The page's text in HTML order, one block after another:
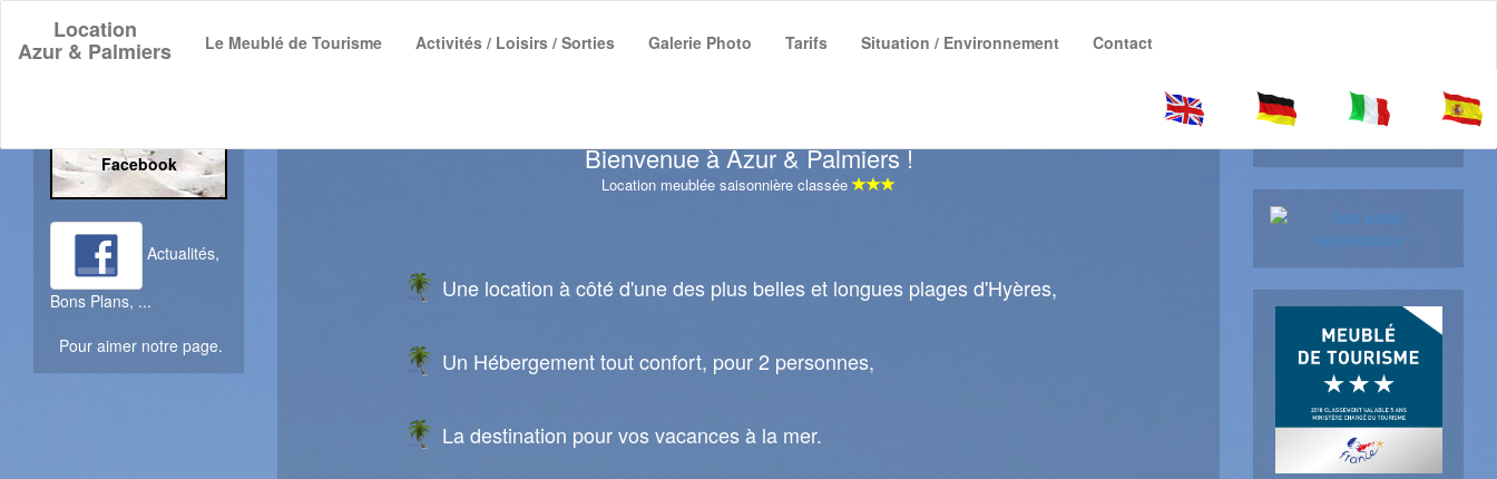
-->
Location
Azur & Palmiers Le Meublé de Tourisme Activités / Loisirs / Sorties Galerie Photo Tarifs Situation / Environnement Contact
Facebook
Actualités,
Bons Plans, ...
Pour aimer notre page.
Bienvenue à Azur & Palmiers !
Location meublée saisonnière classée
Une location à côté d'une des plus belles et longues plages d'Hyères,
Un Hébergement tout confort, pour 2 personnes,
La destination pour vos vacances à la mer.
Météo Hyères Hyères